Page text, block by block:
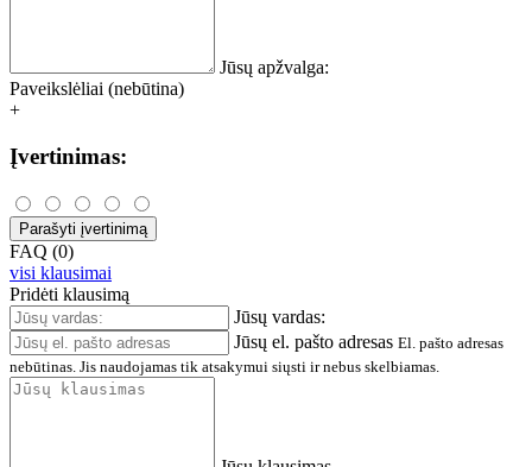
Jūsų apžvalga:
Paveikslėliai (nebūtina)
+
Įvertinimas:
Parašyti įvertinimą
FAQ (0)
visi klausimai
Pridėti klausimą
Jūsų vardas:
Jūsų el. pašto adresas El. pašto adresas
nebūtinas. Jis naudojamas tik atsakymui siųsti ir nebus skelbiamas.